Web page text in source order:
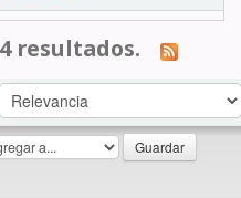
resultados.